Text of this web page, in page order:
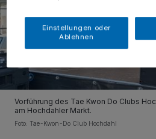
Vorführung des Tae Kwon Do Clubs
am Hochdahler Markt.
Foto: Tae-Kwon-Do Club Hochdahl
Einstellungen oder
Ablehnen